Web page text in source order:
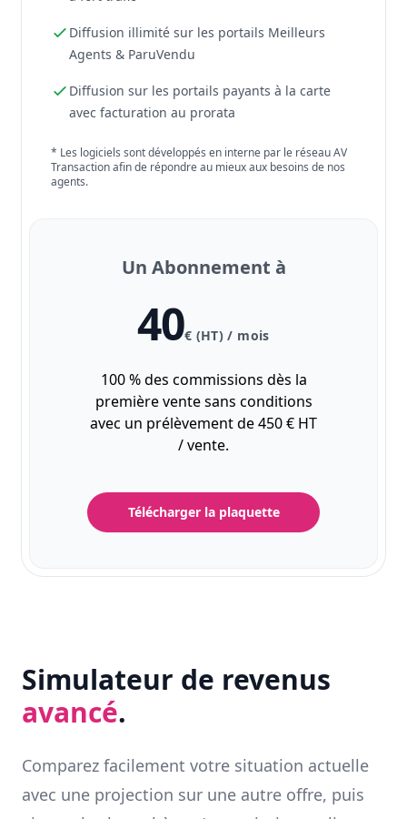
Diffusion illimité sur les portails Meilleurs
Agents & ParuVendu
Diffusion sur les portails payants à la carte
avec facturation au prorata
* Les logiciels sont développés en interne par le réseau AV
Transaction afin de répondre au mieux aux besoins de nos
agents.
Un Abonnement à
40€ (HT) / mois
100 % des commissions dès la
première vente sans conditions
avec un prélèvement de 450 € HT
/ vente.
Télécharger la plaquette
Simulateur de revenus
avancé.
Comparez facilement votre situation actuelle
avec une projection sur une autre offre, puis